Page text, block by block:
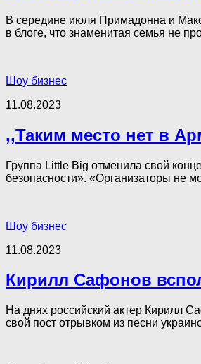
В середине июля Примадонна и
в блоге, что знаменитая семья не
Шоу бизнес
11.08.2023
,,Таким место нет в
Группа Little Big отменила свой
безопасности». «Организаторы не
Шоу бизнес
11.08.2023
Кирилл Сафонов
На днях российский актер Кирилл
свой пост отрывком из песни